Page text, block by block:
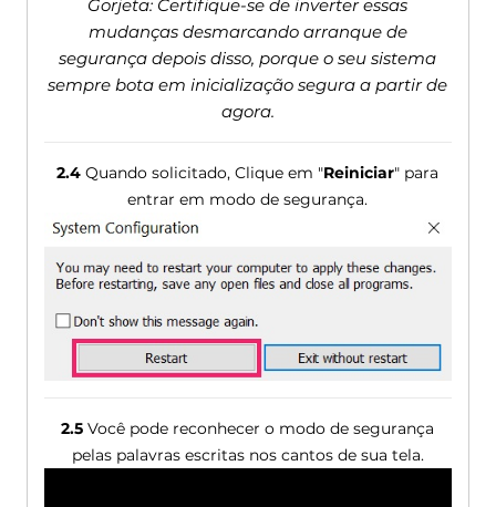
Gorjeta: Certifique-se de inverter essas
mudanças desmarcando arranque de
segurança depois disso, porque o seu sistema
sempre bota em inicialização segura a partir de
agora.
2.4 Quando solicitado, Clique em "Reiniciar" para
entrar em modo de segurança.
2.5 Você pode reconhecer o modo de segurança
pelas palavras escritas nos cantos de sua tela.